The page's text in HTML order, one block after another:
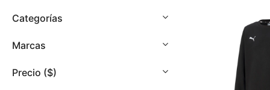
personas
discapacidad
que
Categorías
Marcas
Precio ($)